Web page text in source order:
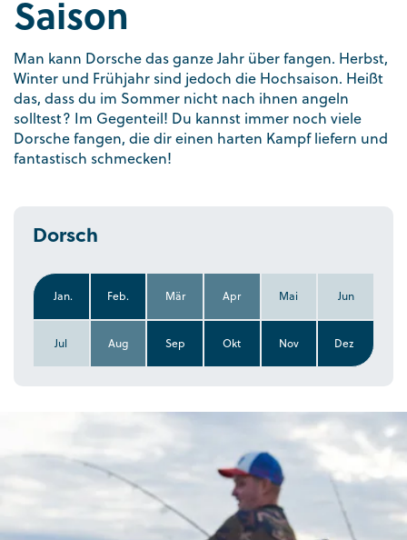
Saison
Man kann Dorsche das ganze Jahr über fangen. Herbst,
Winter und Frühjahr sind jedoch die Hochsaison. Heißt
das, dass du im Sommer nicht nach ihnen angeln
solltest? Im Gegenteil! Du kannst immer noch viele
Dorsche fangen, die dir einen harten Kampf liefern und
fantastisch schmecken!
Dorsch
Jan. Feb. Mär Apr Mai Jun
Jul Aug Sep Okt Nov Dez